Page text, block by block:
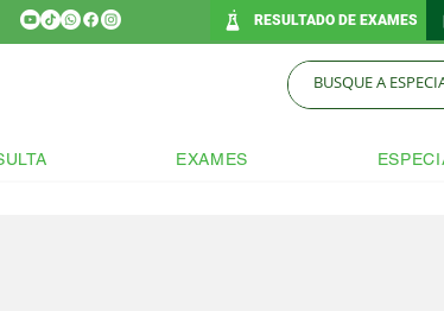
RESULTADO DE EXAMES
EXAMES